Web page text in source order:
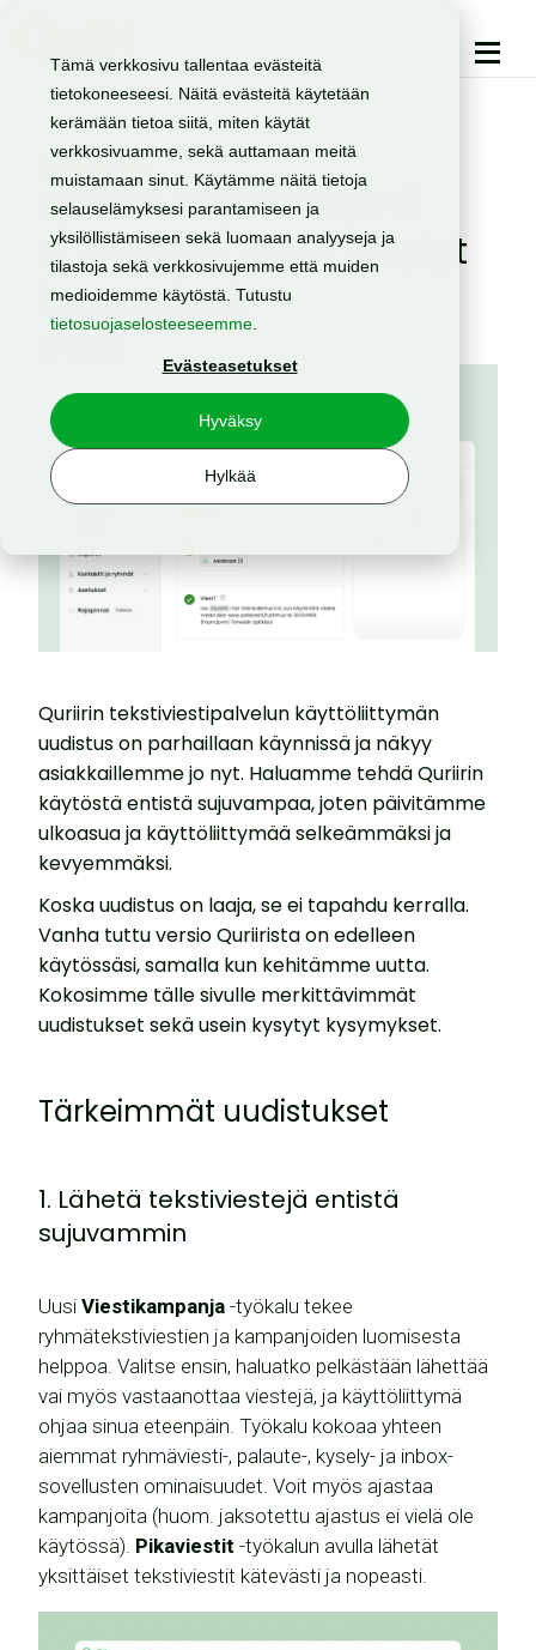
Tämä verkkosivu tallentaa evästeitä
tietokoneeseesi. Näitä evästeitä käytetään
kerämään tietoa siitä, miten käytät
verkkosivuamme, sekä auttamaan meitä
muistamaan sinut. Käytämme näitä tietoja
selauselämyksesi parantamiseen ja
yksilöllistämiseen sekä luomaan analyyseja ja
tilastoja sekä verkkosivujemme että muiden
medioidemme käytöstä. Tutustu
tietosuojaselosteeseemme
Evästeasetukset
Hyväksy
Hylkää
Quriirin käyttöliittymä
uudistuu – usein kysytyt
kysymykset
Quriirin tekstiviestipalvelun käyttöliittymän
uudistus on parhaillaan käynnissä ja näkyy
asiakkaillemme jo nyt. Haluamme tehdä Quriirin
käytöstä entistä sujuvampaa, joten päivitämme
ulkoasua ja käyttöliittymää selkeämmäksi ja
kevyemmäksi.
Koska uudistus on laaja, se ei tapahdu kerralla.
Vanha tuttu versio Quriirista on edelleen
käytössäsi, samalla kun kehitämme uutta.
Kokosimme tälle sivulle merkittävimmät
uudistukset sekä usein kysytyt kysymykset.
Tärkeimmät uudistukset
1. Lähetä tekstiviestejä entistä
sujuvammin
Uusi Viestikampanja -työkalu tekee
ryhmätekstiviestien ja kampanjoiden luomisesta
helppoa. Valitse ensin, haluatko pelkästään lähettää
vai myös vastaanottaa viestejä, ja käyttöliittymä
ohjaa sinua eteenpäin. Työkalu kokoaa yhteen
aiemmat ryhmäviesti-, palaute-, kysely- ja inbox-
sovellusten ominaisuudet. Voit myös ajastaa
kampanjoita (huom. jaksotettu ajastus ei vielä ole
käytössä). Pikaviestit -työkalun avulla lähetät
yksittäiset tekstiviestit kätevästi ja nopeasti.